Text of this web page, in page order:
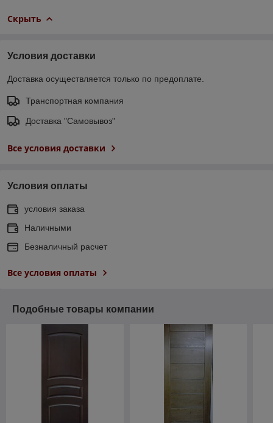
Скрыть
Условия доставки
Доставка осуществляется только по предоплате.
Транспортная компания
Доставка "Самовывоз"
Все условия доставки
Условия оплаты
условия заказа
Наличными
Безналичный расчет
Все условия оплаты
Подобные товары компании